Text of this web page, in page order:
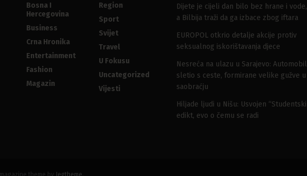
Bosna I
Hercegovina
Business
Crna Hronika
Entertainment
Fashion
Magazin
Region
Sport
Svijet
Travel
U Fokusu
Uncategorized
Vijesti
Dijete je cijeli dan bilo bez hrane i vode,
a Bilbija traži da ga izbace zbog iftara
EUROPOL otkrio detalje akcije protiv
seksualnog iskorištavanja djece
Nesreća na ulazu u Sarajevo: Automobil
sletio s ceste, formirane velike gužve u
saobraćju
Hiljade ljudi u Nišu: Usvojen “Studentski
edikt, evo o čemu se radi
theme by Jegtheme